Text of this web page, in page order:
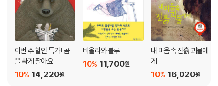
이번 주 할인 특가! 곰
을 싸게 팔아요
14,220원
10%
비올라와 블루
11,700원
10%
내 마음속 진흙 괴물에
게
16,020원
10%